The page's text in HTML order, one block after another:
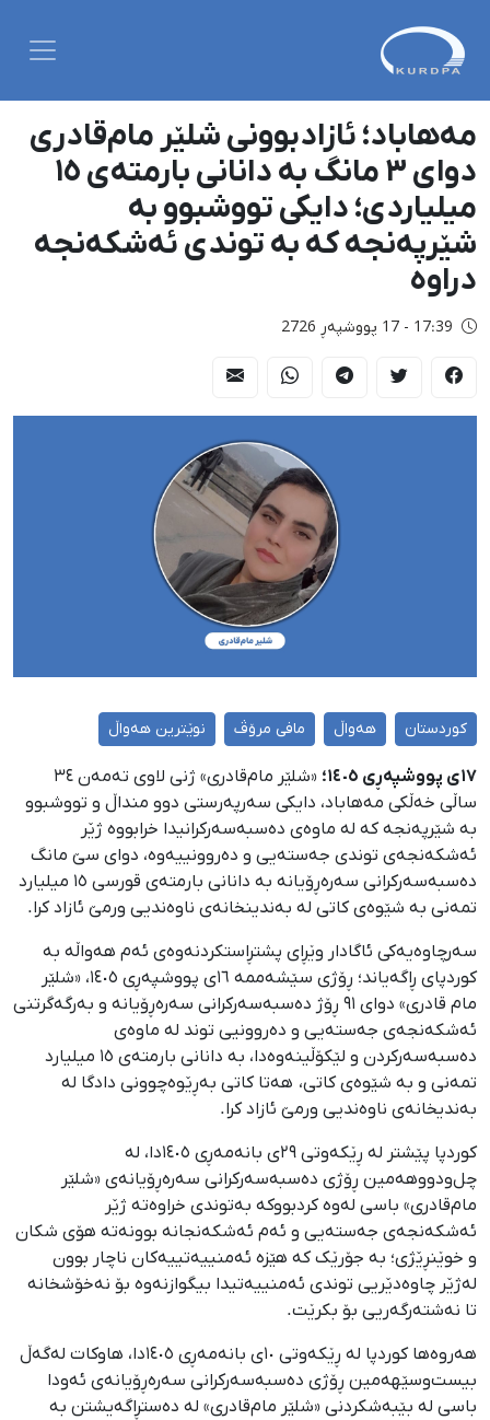
مەهاباد؛ ئازادبوونی شلێر مام‌قادری
دوای ٣ مانگ بە دانانی بارمتەی ١٥
میلیاردی؛ دایکی تووشبوو بە
شێرپەنجە کە بە توندی ئەشکەنجە
دراوە
17:39 - 17 پووشپەڕ 2726
کوردستان هەواڵ مافی مرۆڤ نوێترین هەواڵ
١٧ی پووشپەڕی ١٤٠٥؛
«شلێر مام‌قادری» ژنی لاوی تەمەن ٣٤
ساڵی خەڵکی مەهاباد، دایکی سەرپەرستی دوو منداڵ و تووشبوو
بە شێرپەنجە کە لە ماوەی دەسبەسەرکرانیدا خرابووە ژێر
ئەشکەنجەی توندی جەستەیی و دەروونییەوە، دوای سێ مانگ
دەسبەسەرکرانی سەرەڕۆیانە بە دانانی بارمتەی قورسی ١٥ میلیارد
تمەنی بە شێوەی کاتی لە بەندینخانەی ناوەندیی ورمێ ئازاد کرا.
سەرچاوەیەکی ئاگادار وێڕای پشتڕاستکردنەوەی ئەم هەواڵە بە
کوردپای ڕاگەیاند؛ ڕۆژی سێشەممە ١٦ی پووشپەڕی ١٤٠٥، «شلێر
مام قادری» دوای ٩١ ڕۆژ دەسبەسەرکرانی سەرەڕۆیانە و بەرگەگرتنی
ئەشکەنجەی جەستەیی و دەروونیی توند لە ماوەی
دەسبەسەرکردن و لێکۆڵینەوەدا، بە دانانی بارمتەی ١٥ میلیارد
تمەنی و بە شێوەی کاتی، هەتا کاتی بەڕێوەچوونی دادگا لە
بەندیخانەی ناوەندیی ورمێ ئازاد کرا.
کوردپا پێشتر لە ڕێکەوتی ٢٩ی بانەمەڕی ١٤٠٥دا، لە
چل‌ودووهەمین ڕۆژی دەسبەسەرکرانی سەرەڕۆیانەی «شلێر
مام‌قادری» باسی لەوە کردبووکە بەتوندی خراوەتە ژێر
ئەشکەنجەی جەستەیی و ئەم ئەشکەنجانە بوونەتە هۆی شکان
و خوێنڕێژی؛ بە جۆرێک کە هێزە ئەمنییەتییەکان ناچار بوون
لەژێر چاوەدێریی توندی ئەمنییەتیدا بیگوازنەوە بۆ نەخۆشخانە
تا نەشتەرگەریی بۆ بکرێت.
هەروەها کوردپا لە ڕێکەوتی ١٠ی بانەمەڕی ١٤٠٥دا، هاوکات لەگەڵ
بیست‌وسێهەمین ڕۆژی دەسبەسەرکرانی سەرەڕۆیانەی ئەودا
باسی لە بێبەشکردنی «شلێر مام‌قادری» لە دەستڕاگەیشتن بە